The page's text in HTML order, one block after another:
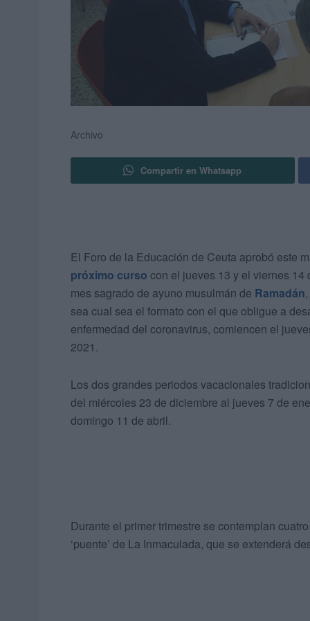
Archivo
Compartir en Whatsapp
El Foro de la Educación de Ceuta aprobó este
próximo curso con el jueves 13 y el viernes
mes sagrado de ayuno musulmán de Ramadán
sea cual sea el formato con el que obligue a
enfermedad del coronavirus, comiencen el
2021.
Los dos grandes periodos vacacionales
del miércoles 23 de diciembre al jueves 7 de
domingo 11 de abril.
Durante el primer trimestre se contemplan
‘puente’ de La Inmaculada, que se extenderá